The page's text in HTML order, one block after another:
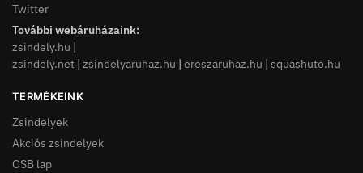
Twitter
További webáruházaink:
zsindely.hu |
zsindely.net | zsindelyaruhaz.hu | ereszaruhaz.hu | squashuto.hu
TERMÉKEINK
Zsindelyek
Akciós zsindelyek
OSB lap